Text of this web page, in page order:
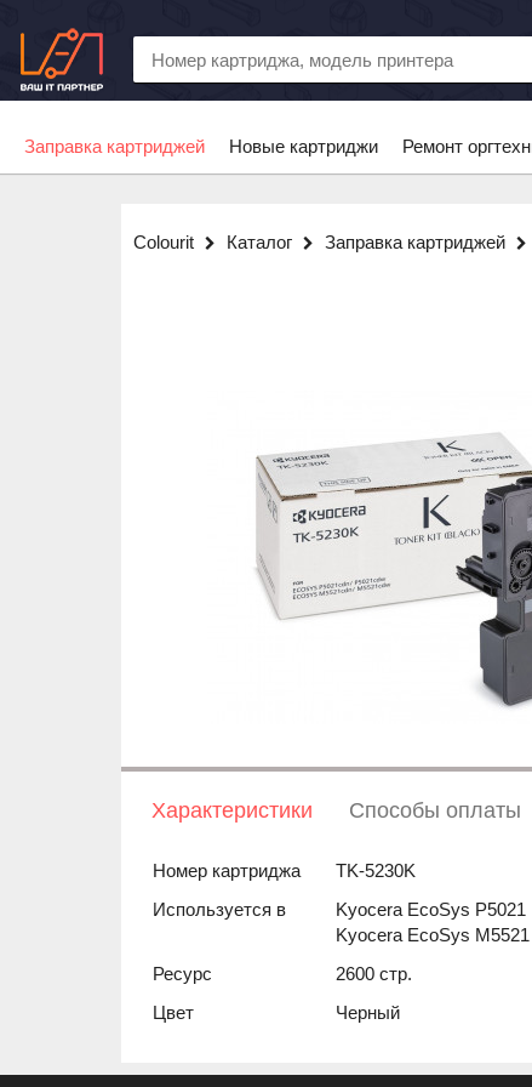
Заправка картриджей Новые картриджи Ремонт
Colourit Каталог Заправка картриджей
Характеристики Способы оплаты
Номер картриджа
TK-5230K
Используется в
Kyocera EcoSys P5021
Kyocera EcoSys M5521
Ресурс
2600 стр.
Цвет
Черный